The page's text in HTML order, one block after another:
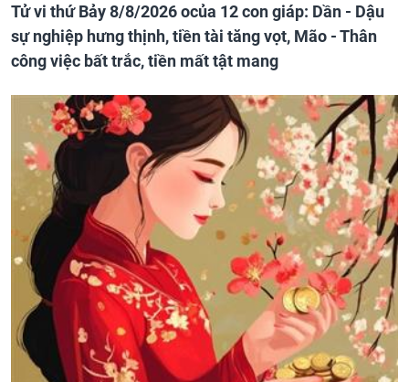
Tử vi thứ Bảy 8/8/2026 ocủa 12 con giáp: Dần - Dậu
sự nghiệp hưng thịnh, tiền tài tăng vọt, Mão - Thân
công việc bất trắc, tiền mất tật mang